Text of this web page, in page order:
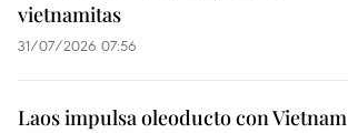
vietnamitas
31/07/2026 07:56
Laos impulsa oleoducto con Vietnam